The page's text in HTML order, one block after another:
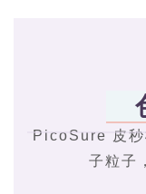
PicoSure 皮秒
子粒子